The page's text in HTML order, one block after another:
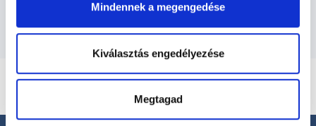
Mindennek a megengedése
Kiválasztás engedélyezése
Megtagad